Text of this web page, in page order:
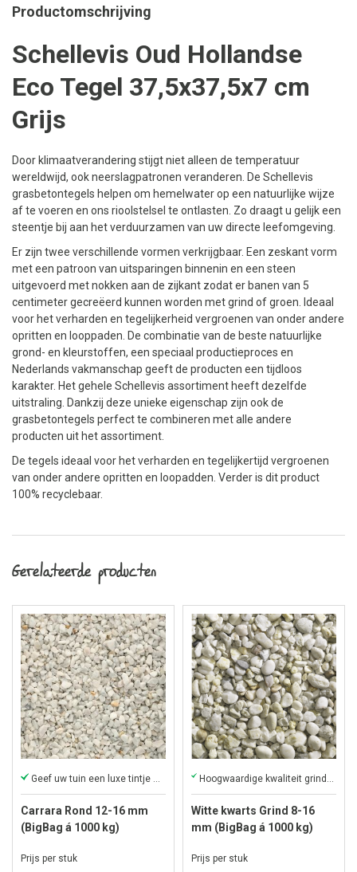
Productomschrijving
Schellevis Oud Hollandse
Eco Tegel 37,5x37,5x7 cm
Grijs
Door klimaatverandering stijgt niet alleen de temperatuur
wereldwijd, ook neerslagpatronen veranderen. De Schellevis
grasbetontegels helpen om hemelwater op een natuurlijke wijze
af te voeren en ons rioolstelsel te ontlasten. Zo draagt u gelijk een
steentje bij aan het verduurzamen van uw directe leefomgeving.
Er zijn twee verschillende vormen verkrijgbaar. Een zeskant vorm
met een patroon van uitsparingen binnenin en een steen
uitgevoerd met nokken aan de zijkant zodat er banen van 5
centimeter gecreëerd kunnen worden met grind of groen. Ideaal
voor het verharden en tegelijkerheid vergroenen van onder andere
opritten en looppaden. De combinatie van de beste natuurlijke
grond- en kleurstoffen, een speciaal productieproces en
Nederlands vakmanschap geeft de producten een tijdloos
karakter. Het gehele Schellevis assortiment heeft dezelfde
uitstraling. Dankzij deze unieke eigenschap zijn ook de
grasbetontegels perfect te combineren met alle andere
producten uit het assortiment.
De tegels ideaal voor het verharden en tegelijkertijd vergroenen
van onder andere opritten en loopadden. Verder is dit product
100% recyclebaar.
Gerelateerde producten
Geef uw tuin een luxe tintje met Carrara rond
Carrara Rond 12-16 mm
(BigBag á 1000 kg)
Prijs per stuk
Hoogwaardige kwaliteit grind met een constante witte kleur
Witte kwarts Grind 8-16
mm (BigBag á 1000 kg)
Prijs per stuk